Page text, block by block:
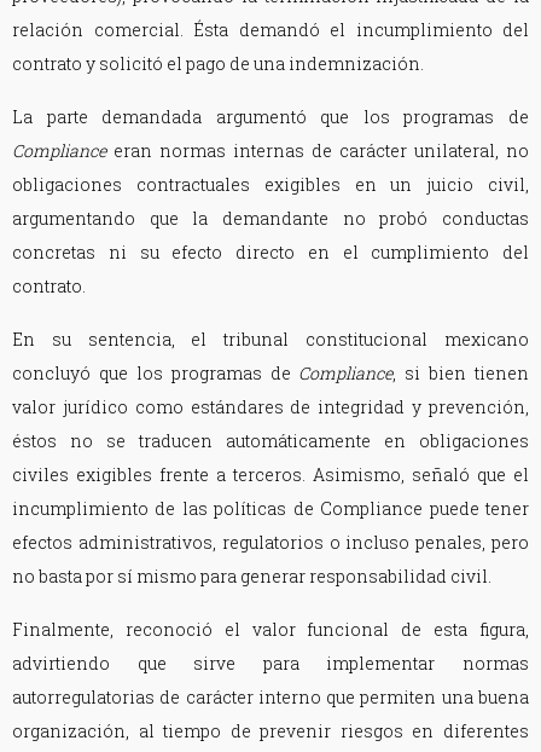
relación comercial. Ésta demandó el incumplimiento del
contrato y solicitó el pago de una indemnización.
La parte demandada argumentó que los programas de
Complianceeran normas internas de carácter unilateral, no
obligaciones contractuales exigibles en un juicio civil,
argumentando que la demandante no probó conductas
concretas ni su efecto directo en el cumplimiento del
contrato.
En su sentencia, el tribunal constitucional mexicano
concluyó que los programas de Compliance, si bien tienen
valor jurídico como estándares de integridad y prevención,
éstos no se traducen automáticamente en obligaciones
civiles exigibles frente a terceros. Asimismo, señaló que el
incumplimiento de las políticas de Compliance puede tener
efectos administrativos, regulatorios o incluso penales, pero
no basta por sí mismo para generar responsabilidad civil.
Finalmente, reconoció el valor funcional de esta figura,
advirtiendo que sirve para implementar normas
autorregulatorias de carácter interno que permiten una buena
organización, al tiempo de prevenir riesgos en diferentes